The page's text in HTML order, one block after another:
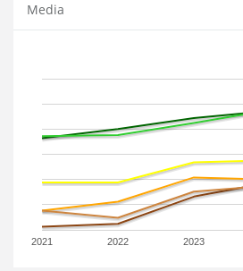
Media
2021 2022 2023